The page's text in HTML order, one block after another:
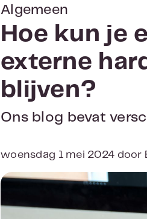
Algemeen
Hoe kun je
externe
blijven?
Ons blog bevat
woensdag 1 mei 2024 door